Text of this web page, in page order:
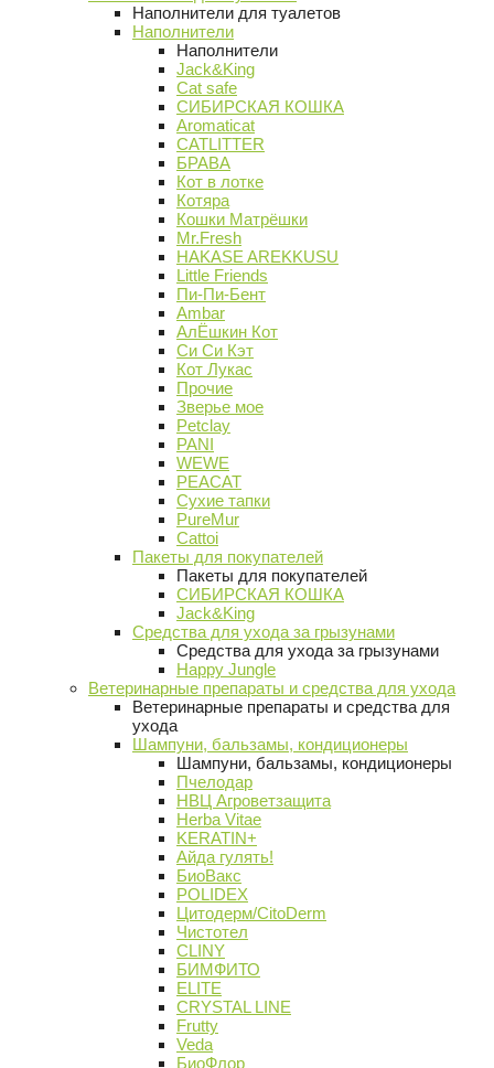
Наполнители для туалетов
Наполнители
Наполнители
Jack&King
Cat safe
СИБИРСКАЯ КОШКА
Aromaticat
CATLITTER
БРАВА
Кот в лотке
Котяра
Кошки Матрёшки
Mr.Fresh
HAKASE AREKKUSU
Little Friends
Пи-Пи-Бент
Ambar
АлЁшкин Кот
Си Си Кэт
Кот Лукас
Прочие
Зверье мое
Petclay
PANI
WEWE
PEACAT
Сухие тапки
PureMur
Cattoi
Пакеты для покупателей
Пакеты для покупателей
СИБИРСКАЯ КОШКА
Jack&King
Средства для ухода за грызунами
Средства для ухода за грызунами
Happy Jungle
Ветеринарные препараты и средства для ухода
Ветеринарные препараты и средства для
ухода
Шампуни, бальзамы, кондиционеры
Шампуни, бальзамы, кондиционеры
Пчелодар
НВЦ Агроветзащита
Herba Vitae
KERATIN+
Айда гулять!
БиоВакс
POLIDEX
Цитодерм/CitoDerm
Чистотел
CLINY
БИМФИТО
ELITE
CRYSTAL LINE
Frutty
Veda
БиоФлор